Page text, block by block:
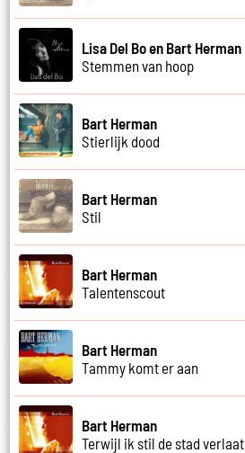
Lisa Del Bo en Bart Herman
Stemmen van hoop
Bart Herman
Stierlijk dood
Bart Herman
Stil
Bart Herman
Talentenscout
Bart Herman
Tammy komt er aan
Bart Herman
Terwijl ik stil de stad verlaat